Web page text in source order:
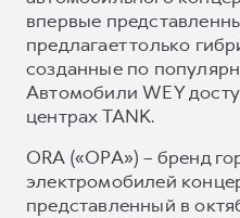
впервые
предлагает только
созданные по
Автомобили WEY
центрах TANK.
ORA («ОРА») – бренд
электромобилей
представленный в